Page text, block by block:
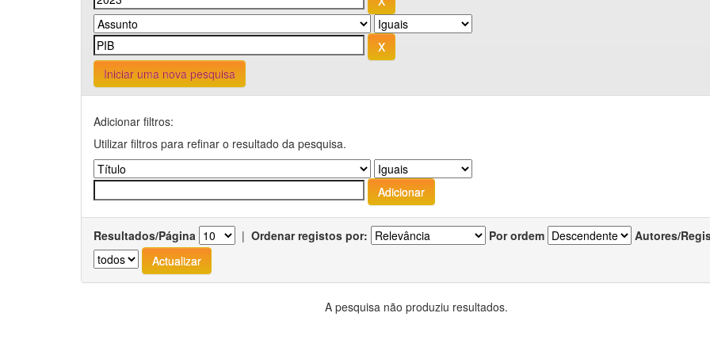
Iniciar uma nova pesquisa
Adicionar filtros:
Utilizar filtros para refinar o resultado da pesquisa.
Resultados/Página | Ordenar registos por: Por ordem Autores/
A pesquisa não produziu resultados.